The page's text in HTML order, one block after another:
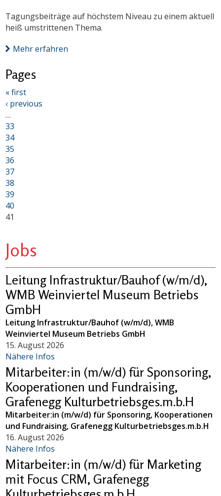
Tagungsbeiträge auf höchstem Niveau zu einem aktuell
heiß umstrittenen Thema.
Mehr erfahren
Pages
« first
‹ previous
…
33
34
35
36
37
38
39
40
41
Jobs
Leitung Infrastruktur/Bauhof (w/m/d),
WMB Weinviertel Museum Betriebs
GmbH
Leitung Infrastruktur/Bauhof (w/m/d), WMB
Weinviertel Museum Betriebs GmbH
15. August 2026
Nähere Infos
Mitarbeiter:in (m/w/d) für Sponsoring,
Kooperationen und Fundraising,
Grafenegg Kulturbetriebsges.m.b.H
Mitarbeiter:in (m/w/d) für Sponsoring, Kooperationen
und Fundraising, Grafenegg Kulturbetriebsges.m.b.H
16. August 2026
Nähere Infos
Mitarbeiter:in (m/w/d) für Marketing
mit Focus CRM, Grafenegg